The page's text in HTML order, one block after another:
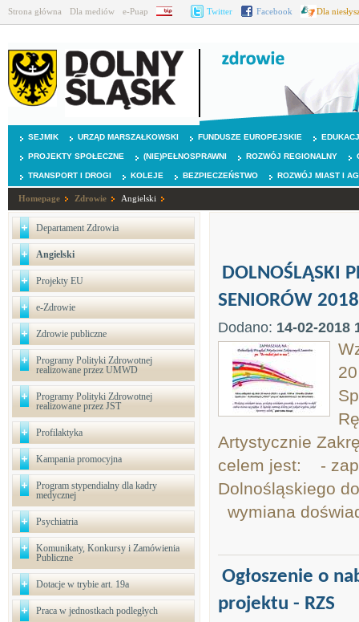
Strona główna Dla mediów e-Puap BIP Twitter Facebook Dla
SEJMIK URZĄD MARSZAŁKOWSKI FUNDUSZE EUROPEJSKIE
PROJEKTY SPOŁECZNE (NIE)PEŁNOSPRAWNI ROZWÓJ REGIONALNY
TRANSPORT I DROGI KOLEJE BEZPIECZEŃSTWO ROZWÓJ MIAST I
Homepage Zdrowie Angielski
Departament Zdrowia
Angielski
Projekty EU
e-Zdrowie
Zdrowie publiczne
Programy Polityki Zdrowotnej
realizowane przez UMWD
Programy Polityki Zdrowotnej
realizowane przez JST
Profilaktyka
Kampania promocyjna
Program stypendialny dla kadry
medycznej
Psychiatria
Komunikaty, Konkursy i Zamówienia
Publiczne
Dotacje w trybie art. 19a
Praca w jednostkach podległych
DOLNOŚLĄSKI
SENIORÓW 2018
Dodano: 14-02-2018
Artystycznie
celem jest: -
Dolnośląskiego
wymiana
Ogłoszenie o
projektu - RZS